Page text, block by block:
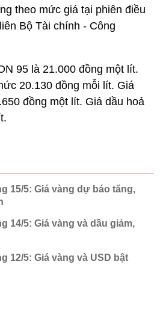
theo mức giá tại phiên điều
Bộ Tài chính - Công
95 là 21.000 đồng một lít.
20.130 đồng mỗi lít. Giá
đồng một lít. Giá dầu hoả
15/5: Giá vàng dự báo tăng,
14/5: Giá vàng và dầu giảm,
12/5: Giá vàng và USD bật